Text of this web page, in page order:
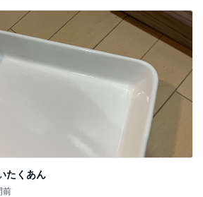
たくあん
前